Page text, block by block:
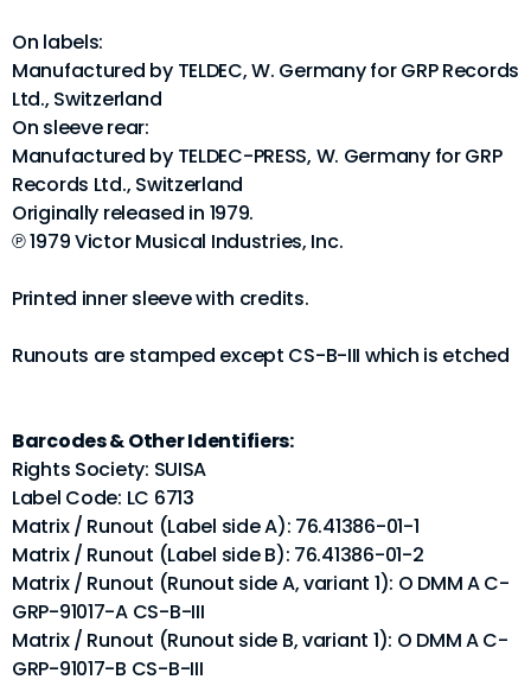
On labels:
Manufactured by TELDEC, W. Germany for GRP Records
Ltd., Switzerland
On sleeve rear:
Manufactured by TELDEC-PRESS, W. Germany for GRP
Records Ltd., Switzerland
Originally released in 1979.
℗ 1979 Victor Musical Industries, Inc.
Printed inner sleeve with credits.
Runouts are stamped except CS-B-III which is etched
Barcodes & Other Identifiers:
Rights Society: SUISA
Label Code: LC 6713
Matrix / Runout (Label side A): 76.41386-01-1
Matrix / Runout (Label side B): 76.41386-01-2
Matrix / Runout (Runout side A, variant 1): O DMM A C-
GRP-91017-A CS-B-III
Matrix / Runout (Runout side B, variant 1): O DMM A C-
GRP-91017-B CS-B-III